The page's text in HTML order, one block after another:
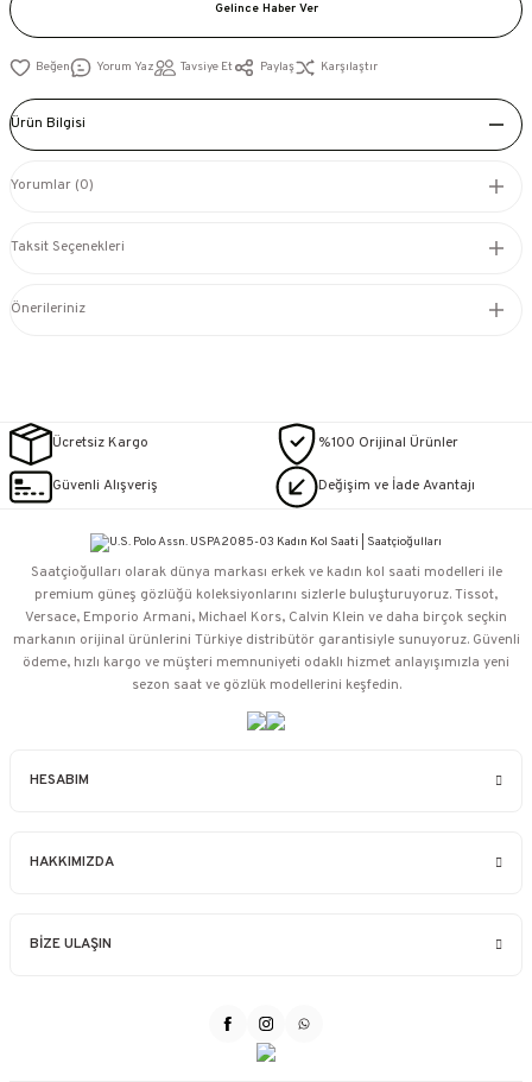
Gelince Haber Ver
Yorum Yaz Tavsiye Et Paylaş Karşılaştır
Ürün Bilgisi
Yorumlar (0)
Taksit Seçenekleri
Önerileriniz
Ücretsiz Kargo %100 Orijinal Ürünler
Güvenli Alışveriş Değişim ve İade Avantajı
HESABIM
HAKKIMIZDA
BİZE ULAŞIN
Saatçioğulları⁠ olarak dünya markası erkek ve kadın kol saati modelleri ile
premium güneş gözlüğü koleksiyonlarını sizlerle buluşturuyoruz. Tissot,
Versace, Emporio Armani, Michael Kors, Calvin Klein ve daha birçok seçkin
markanın orijinal ürünlerini Türkiye distribütör garantisiyle sunuyoruz. Güvenli
ödeme, hızlı kargo ve müşteri memnuniyeti odaklı hizmet anlayışımızla yeni
sezon saat ve gözlük modellerini keşfedin.